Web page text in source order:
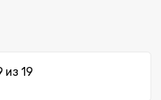
из 19